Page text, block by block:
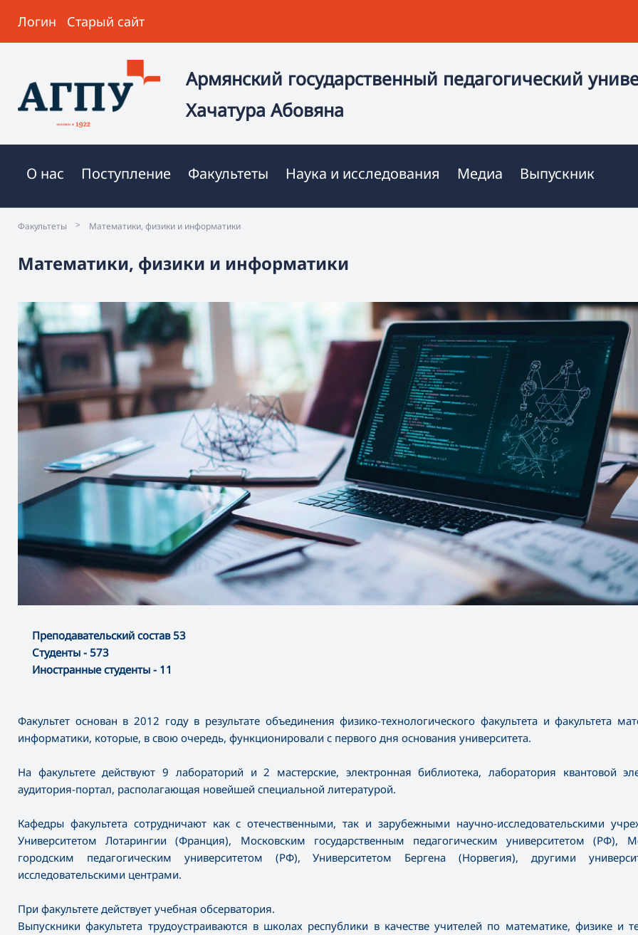
Логин Старый сайт
Армянский государственный педагогический
Хачатура Абовяна
О нас Поступление Факультеты Наука и исследования Медиа Выпускник
Факультеты > Математики, физики и информатики
Математики, физики и информатики
Преподавательский состав 53
Студенты - 573
Иностранные студенты - 11
Факультет основан в 2012 году в результате объединения физико-технологического факультета и факультета
информатики, которые, в свою очередь, функционировали с первого дня основания университета.
На факультете действуют 9 лабораторий и 2 мастерские, электронная библиотека, лаборатория квантовой
аудитория-портал, располагающая новейшей специальной литературой.
Кафедры факультета сотрудничают как с отечественными, так и зарубежными научно-исследовательскими
Университетом Лотарингии (Франция), Московским государственным педагогическим университетом (РФ),
городским педагогическим университетом (РФ), Университетом Бергена (Норвегия), другими
исследовательскими центрами.
При факультете действует учебная обсерватория.
Выпускники факультета трудоустраиваются в школах республики в качестве учителей по математике, физике и